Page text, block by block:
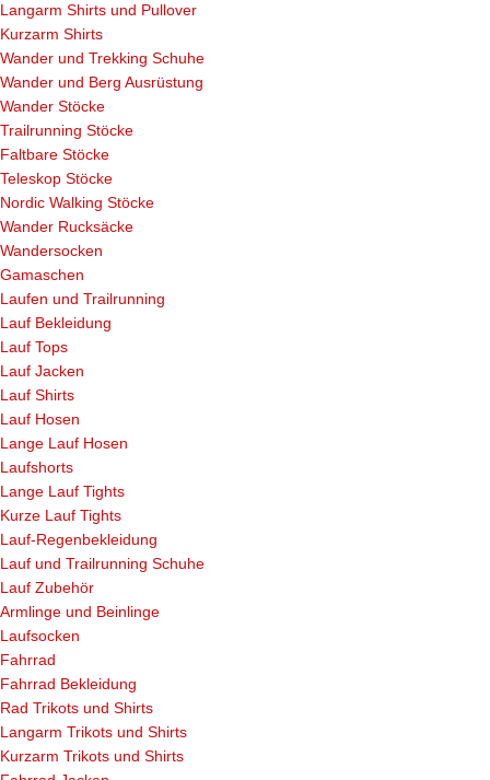
Langarm Shirts und Pullover
Kurzarm Shirts
Wander und Trekking Schuhe
Wander und Berg Ausrüstung
Wander Stöcke
Trailrunning Stöcke
Faltbare Stöcke
Teleskop Stöcke
Nordic Walking Stöcke
Wander Rucksäcke
Wandersocken
Gamaschen
Laufen und Trailrunning
Lauf Bekleidung
Lauf Tops
Lauf Jacken
Lauf Shirts
Lauf Hosen
Lange Lauf Hosen
Laufshorts
Lange Lauf Tights
Kurze Lauf Tights
Lauf-Regenbekleidung
Lauf und Trailrunning Schuhe
Lauf Zubehör
Armlinge und Beinlinge
Laufsocken
Fahrrad
Fahrrad Bekleidung
Rad Trikots und Shirts
Langarm Trikots und Shirts
Kurzarm Trikots und Shirts